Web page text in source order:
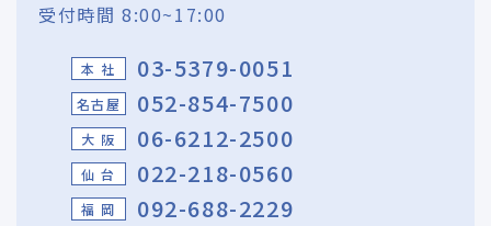
受付時間 8:00~17:00
本 社 03-5379-0051
名古屋 052-854-7500
大 阪 06-6212-2500
仙 台 022-218-0560
福 岡 092-688-2229